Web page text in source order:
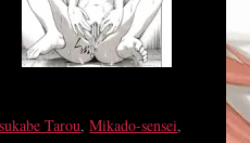
Tarou,Mikado-sensei,